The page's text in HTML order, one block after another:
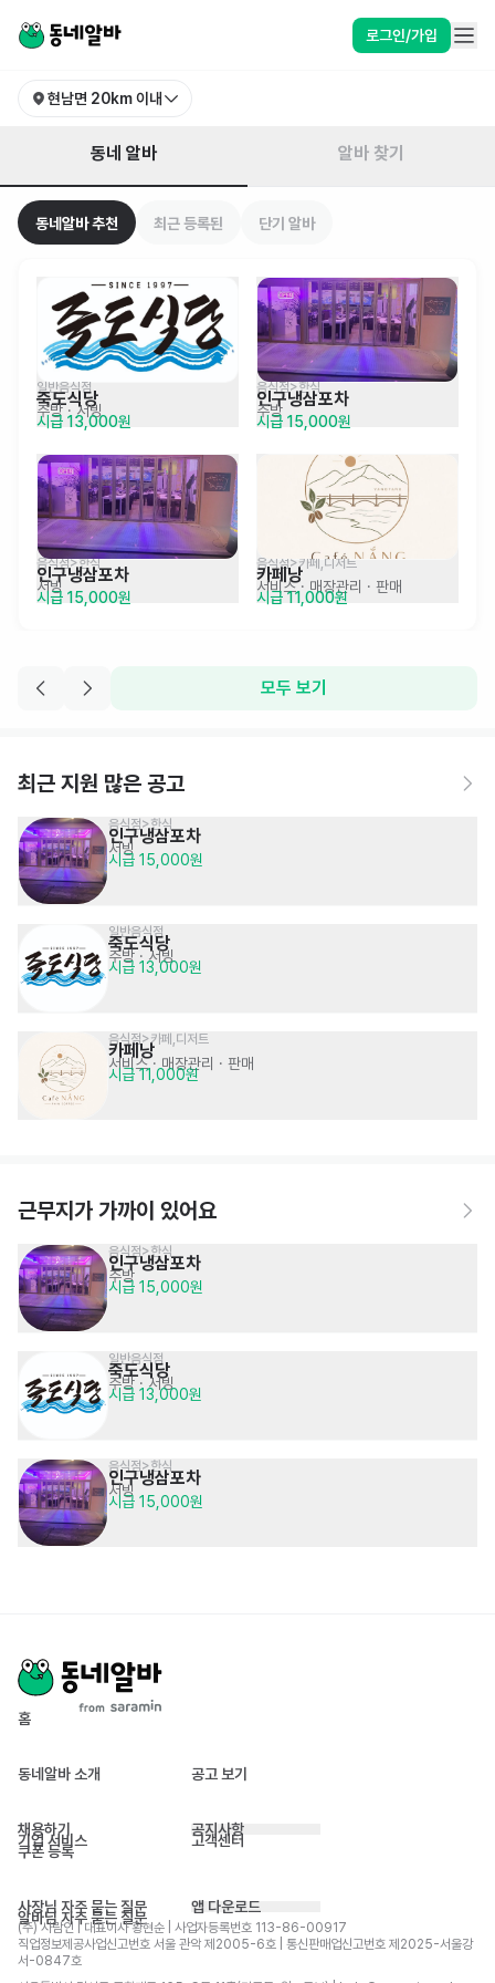
로그인/가입
현남면 20km 이내
동네 알바 알바 찾기
동네알바 추천 최근 등록된 단기 알바
일반음식점
죽도식당
주방· 서빙
시급 13,000원
음식점>한식
인구냉삼포차
주방
시급 15,000원
음식점>한식
인구냉삼포차
서빙
시급 15,000원
음식점>카페,디저트
카페낭
서비스· 매장관리 · 판매
시급 11,000원
모두 보기
최근 지원 많은 공고
음식점>한식
인구냉삼포차
서빙
시급 15,000원
일반음식점
죽도식당
주방· 서빙
시급 13,000원
음식점>카페,디저트
카페낭
서비스· 매장관리 · 판매
시급 11,000원
근무지가 가까이 있어요
음식점>한식
인구냉삼포차
주방
시급 15,000원
일반음식점
죽도식당
주방· 서빙
시급 13,000원
음식점>한식
인구냉삼포차
서빙
시급 15,000원
홈
동네알바 소개 공고 보기
채용하기
기업 서비스
쿠폰 등록
공지사항
고객센터
사장님 자주 묻는 질문
알바님 자주 묻는 질문
앱 다운로드
(주) 사람인 | 대표이사 황현순 | 사업자등록번호 113-86-00917
직업정보제공사업신고번호 서울 관악 제2005-6호 | 통신판매업신고번호 제2025-서울강
서-0847호